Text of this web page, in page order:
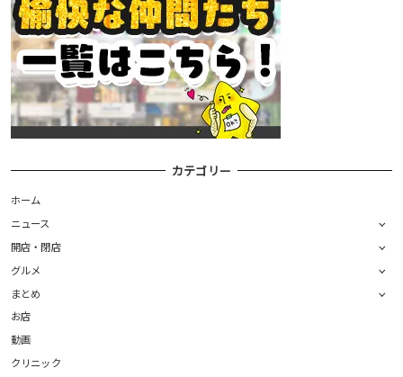
カテゴリー
ホーム
ニュース
開店・閉店
グルメ
まとめ
お店
動画
クリニック